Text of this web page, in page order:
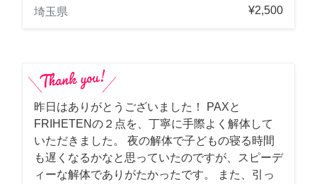
埼玉県
¥2,500
昨日はありがとうございました！ PAXと
FRIHETENの２点を、丁寧に手際よく解体して
いただきました。 夜の解体で子どもの寝る時間
も遅くなるかなと思っていたのですが、スピーデ
ィーな解体でありがたかったです。 また、引っ